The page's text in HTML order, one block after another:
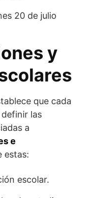
20 de julio
y
que cada
las
a
e
estas:
escolar.